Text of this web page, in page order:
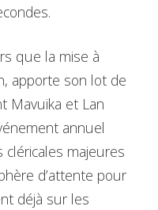
que la mise à
apporte son lot de
Mavuika et Lan
annuel
majeures
d’attente pour
déjà sur les